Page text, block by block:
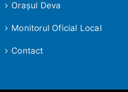
Oraşul Deva
Monitorul Oficial Local
Contact